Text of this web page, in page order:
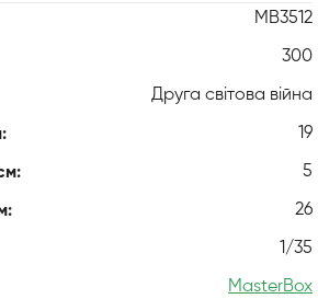
MB3512
300
Друга світова війна
19
5
26
1/35
MasterBox